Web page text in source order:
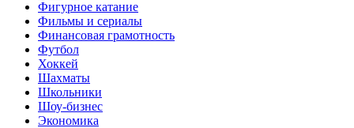
Фигурное катание
Фильмы и сериалы
Финансовая грамотность
Футбол
Хоккей
Шахматы
Школьники
Шоу-бизнес
Экономика